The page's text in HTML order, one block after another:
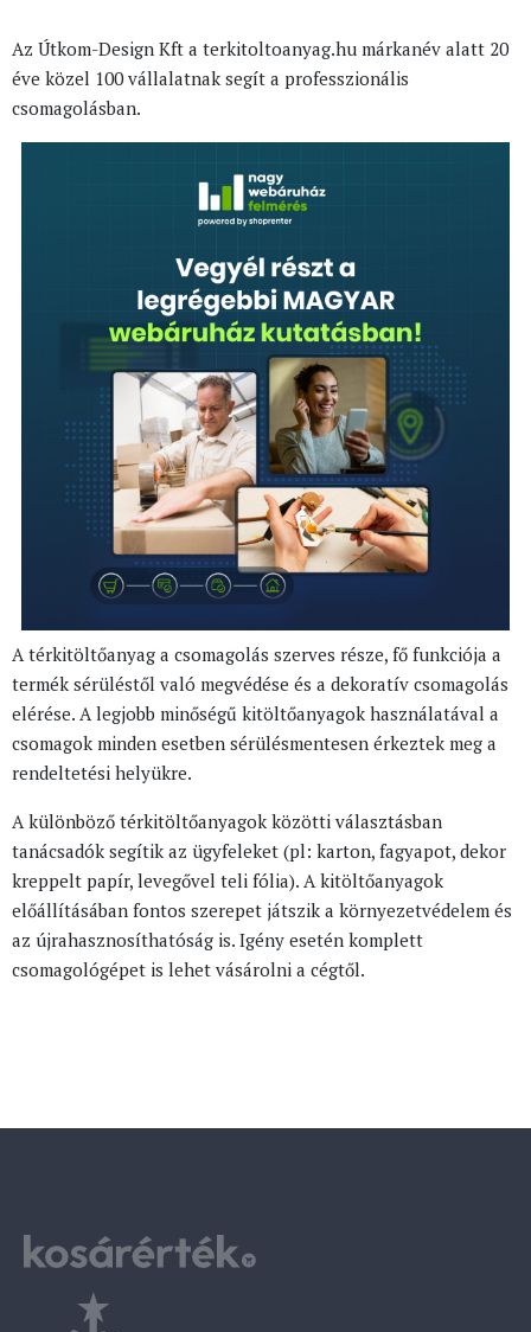
Az Útkom-Design Kft a terkitoltoanyag.hu márkanév alatt 20
éve közel 100 vállalatnak segít a professzionális
csomagolásban.
A térkitöltőanyag a csomagolás szerves része, fő funkciója a
termék sérüléstől való megvédése és a dekoratív csomagolás
elérése. A legjobb minőségű kitöltőanyagok használatával a
csomagok minden esetben sérülésmentesen érkeztek meg a
rendeltetési helyükre.
A különböző térkitöltőanyagok közötti választásban
tanácsadók segítik az ügyfeleket (pl: karton, fagyapot, dekor
kreppelt papír, levegővel teli fólia). A kitöltőanyagok
előállításában fontos szerepet játszik a környezetvédelem és
az újrahasznosíthatóság is. Igény esetén komplett
csomagológépet is lehet vásárolni a cégtől.